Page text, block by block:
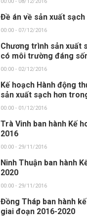
00:00 - 08/12/2016
Đề án về sản xuất
00:00 - 07/12/2016
Chương trình sản xuất
có môi trường đáng
00:00 - 02/12/2016
Kế hoạch Hành động
sản xuất sạch hơn
00:00 - 01/12/2016
Trà Vinh ban hành Kế
2016
00:00 - 29/11/2016
Ninh Thuận ban hành
2020
00:00 - 29/11/2016
Đồng Tháp ban hành
giai đoạn 2016-2020